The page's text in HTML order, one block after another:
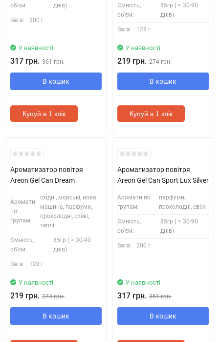
об'єм:
днів)
Вага: 200 г
У наявності
317 грн. 361 грн.
В кошик
Купуй в 1 клік
Ємність,
об'єм:
85гр ( ≈ 30-90
днів)
Вага: 128 г
У наявності
219 грн. 274 грн.
В кошик
Купуй в 1 клік
Ароматизатор повітря
Areon Gel Can Dream
Аромати
по
групам:
східні, морські, нова
машина, парфуми,
прохолодні, свіжі,
теплі
Ємність,
об'єм:
85гр ( ≈ 30-90
днів)
Вага: 128 г
У наявності
219 грн. 274 грн.
В кошик
Ароматизатор повітря
Areon Gel Can Sport Lux Silver
Аромати по
групам:
парфуми,
прохолодні, свіжі
Ємність,
об'єм:
85гр ( ≈ 30-90
днів)
Вага: 200 г
У наявності
317 грн. 361 грн.
В кошик